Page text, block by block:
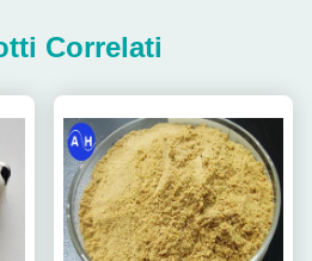
Correlati